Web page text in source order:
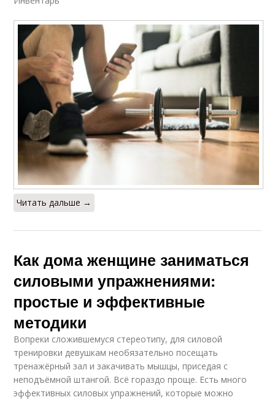
Читать дальше →
Как дома женщине заниматься
силовыми упражнениями:
простые и эффективные
методики
Вопреки сложившемуся стереотипу, для силовой
тренировки девушкам необязательно посещать
тренажёрный зал и закачивать мышцы, приседая с
неподъёмной штангой. Всё гораздо проще. Есть много
эффективных силовых упражнений, которые можно